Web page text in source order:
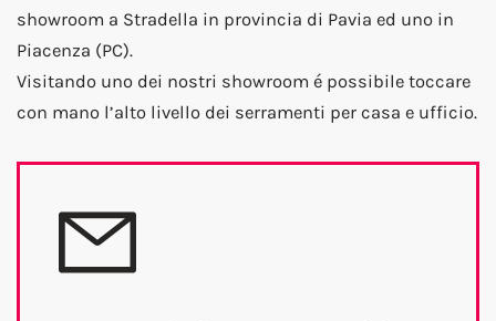
showroom a Stradella in provincia di Pavia ed uno in
Piacenza (PC).
Visitando uno dei nostri showroom é possibile toccare
con mano l’alto livello dei serramenti per casa e ufficio.